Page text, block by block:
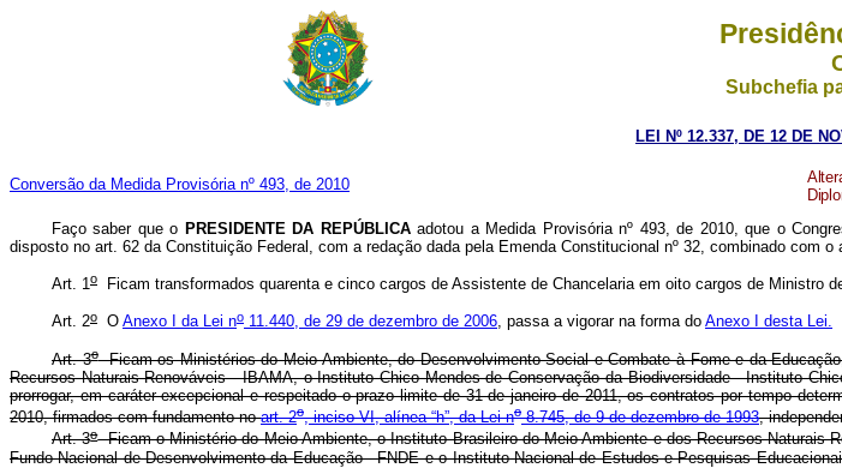
Subchefia
LEI Nº 12.337, DE 12 DE
Conversão da Medida Provisória nº 493, de 2010
Faço saber que o PRESIDENTE DA REPÚBLICAadotou a Medida Provisória nº 493, de 2010, que o
disposto no art. 62 da Constituição Federal, com a redação dada pela Emenda Constitucional nº 32, combinado com
Art. 1o Ficam transformados quarenta e cinco cargos de Assistente de Chancelaria em oito cargos de Ministro
Art. 2o O Anexo I da Lei no 11.440, de 29 de dezembro de 2006, passa a vigorar na forma do Anexo I desta Lei.
Art. 3oFicam os Ministérios do Meio Ambiente, do Desenvolvimento Social e Combate à Fome e da
Recursos Naturais Renováveis - IBAMA, o Instituto Chico Mendes de Conservação da Biodiversidade - Instituto
prorrogar, em caráter excepcional e respeitado o prazo limite de 31 de janeiro de 2011, os contratos por tempo
2010, firmados com fundamento noart. 2o, inciso VI, alínea “h”, da Lei no8.745, de 9 de dezembro de 1993,
Art. 3oFicam o Ministério do Meio Ambiente, o Instituto Brasileiro do Meio Ambiente e dos Recursos
Fundo Nacional de Desenvolvimento da Educação - FNDE e o Instituto Nacional de Estudos e Pesquisas